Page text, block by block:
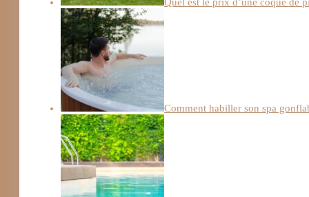
Comment habiller son spa